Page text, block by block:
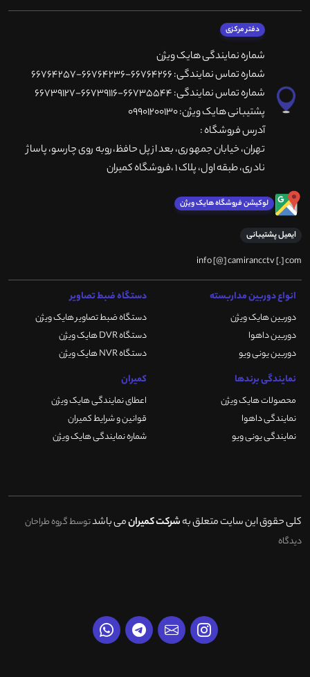
دفتر مرکزی
شماره نمایندگی هایک ویژن
شماره تماس نمایندگی: 66764266-66764236-66764257
شماره تماس نمایندگی: 66735544-66739116-66739127
پشتیبانی هایک ویژن: 09901200130
آدرس فروشگاه :
تهران، خيابان جمهوری، بعد از پل حافظ،روبه روی چارسو، پاساژ
نادری، طبقه اول، پلاک 1 ،فروشگاه کمیران
لوکیشن فروشگاه هایک ویژن
ایمیل پشتیبانی
info [@] camirancctv [.] com
انواع دوربین مداربسته
دوربین هایک ویژن
دوربین داهوا
دوربین یونی ویو
دستگاه ضبط تصاویر
دستگاه ضبط تصاویر هایک ویژن
دستگاه DVR هایک ویژن
دستگاه NVR هایک ویژن
نمایندگی برندها
محصولات هایک ویژن
نمایندگی داهوا
نمایندگی یونی ویو
کمیران
اعطای نمایندگی هایک ویژن
قوانین و شرایط کمیران
شماره نمایندگی هایک ویژن
کلی حقوق این سایت متعلق بهشرکت کمیرانمی باشدتوسط گروه طراحان
دیدگاه